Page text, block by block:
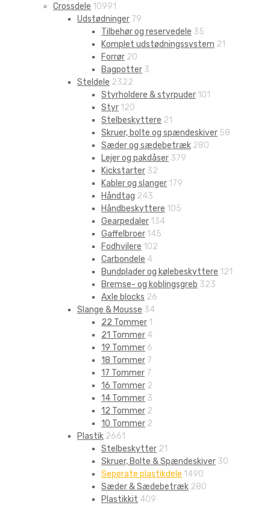
Crossdele 10991
Udstødninger 79
Tilbehør og reservedele 35
Komplet udstødningssystem 21
Forrør 20
Bagpotter 3
Steldele 2322
Styrholdere & styrpuder 101
Styr 120
Stelbeskyttere 21
Skruer, bolte og spændeskiver 58
Sæder og sædebetræk 280
Lejer og pakdåser 379
Kickstarter 32
Kabler og slanger 179
Håndtag 243
Håndbeskyttere 105
Gearpedaler 134
Gaffelbroer 145
Fodhvilere 102
Carbondele 4
Bundplader og kølebeskyttere 121
Bremse- og koblingsgreb 323
Axle blocks 26
Slange & Mousse 34
22 Tommer 1
21 Tommer 4
19 Tommer 6
18 Tommer 7
17 Tommer 7
16 Tommer 2
14 Tommer 3
12 Tommer 2
10 Tommer 2
Plastik 2661
Stelbeskytter 21
Skruer, Bolte & Spændeskiver 30
Seperate plastikdele 1490
Sæder & Sædebetræk 280
Plastikkit 409